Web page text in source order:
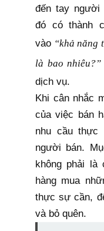
đến tay người
đó có thành
vào “khả năng
là bao nhiêu?”
dịch vụ.
Khi cân nhắc
của việc bán
nhu cầu
người bán.
không phải là
hàng mua
thực sự cần,
và bỏ quên.